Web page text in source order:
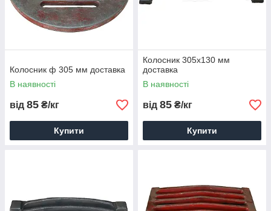
Колосник ф 305 мм доставка
В наявності
від 85 ₴/кг
Купити
Колосник 305х130 мм
доставка
В наявності
від 85 ₴/кг
Купити